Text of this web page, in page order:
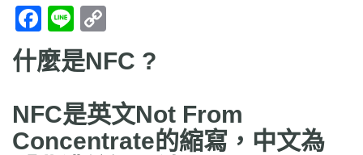
F
ac
e
o
o
Li
n
e
o
p
y
Li
n
什麼是NFC ?
NFC是英文Not From
Concentrate的縮寫，中文為